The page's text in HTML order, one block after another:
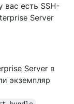
вас есть SSH-
Server
Server в
экземпляр